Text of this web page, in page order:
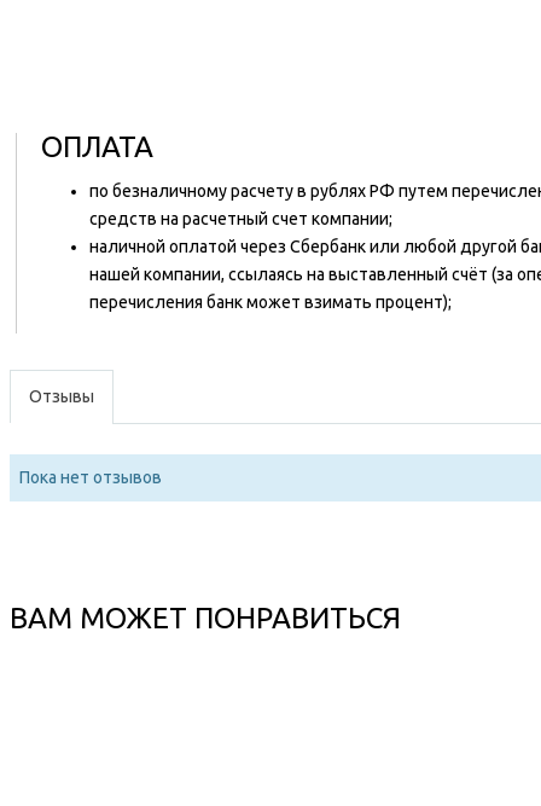
ОПЛАТА
по безналичному расчету в рублях РФ путем
средств на расчетный счет компании;
наличной оплатой через Сбербанк или любой другой
нашей компании, ссылаясь на выставленный счёт (за
перечисления банк может взимать процент);
Отзывы
Пока нет отзывов
ВАМ МОЖЕТ ПОНРАВИТЬСЯ